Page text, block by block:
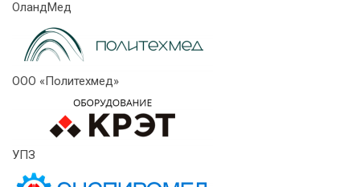
ОландМед
ООО «Политехмед»
УПЗ